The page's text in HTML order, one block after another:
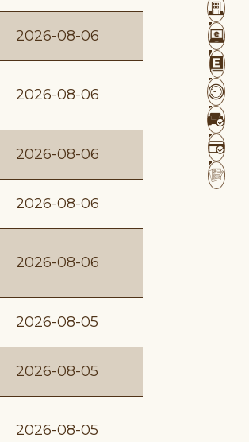
2026-08-06
2026-08-06
2026-08-06
2026-08-06
2026-08-06
2026-08-05
2026-08-05
2026-08-05